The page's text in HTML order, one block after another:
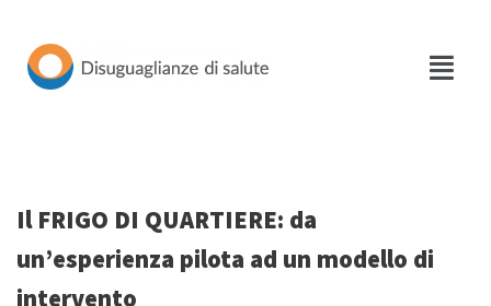
Vai
Il FRIGO DI QUARTIERE: da
un’esperienza pilota ad un modello di
intervento